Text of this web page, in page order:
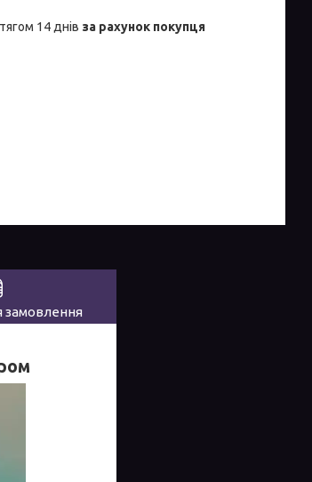
14 днів за рахунок покупця
замовлення